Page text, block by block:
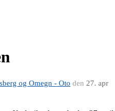
og Omegn - Oto den 27. apr